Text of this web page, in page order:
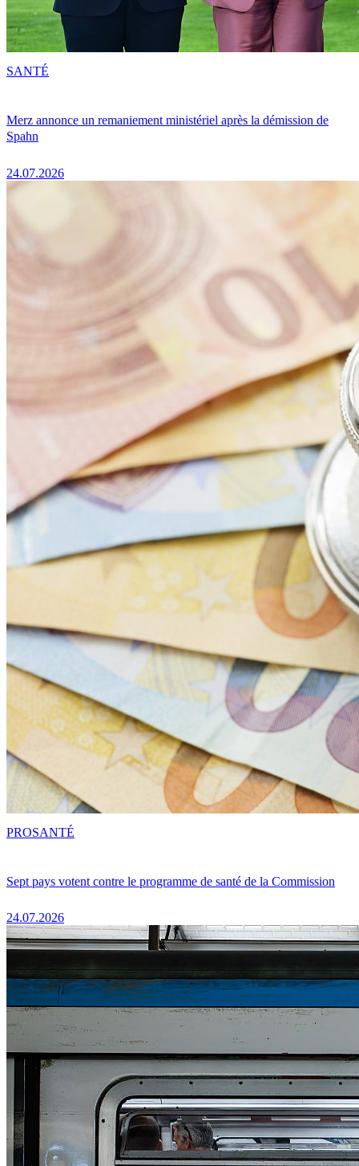
Merz annonce un remaniement ministériel après la démission de
Spahn
24.07.2026
SANTÉ
Sept pays votent contre le programme de santé de la Commission
24.07.2026
PROSANTÉ